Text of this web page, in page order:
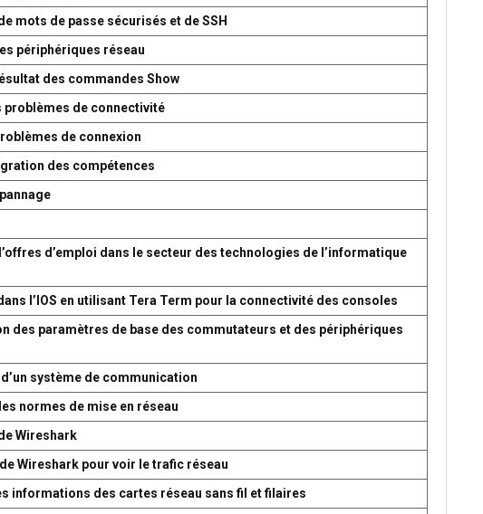
mots de passe sécurisés et de SSH
périphériques réseau
des commandes Show
problèmes de connectivité
de connexion
des compétences
d’emploi dans le secteur des technologies de l’informatique
l’IOS en utilisant Tera Term pour la connectivité des consoles
des paramètres de base des commutateurs et des périphériques
système de communication
normes de mise en réseau
Wireshark
Wireshark pour voir le trafic réseau
informations des cartes réseau sans fil et filaires